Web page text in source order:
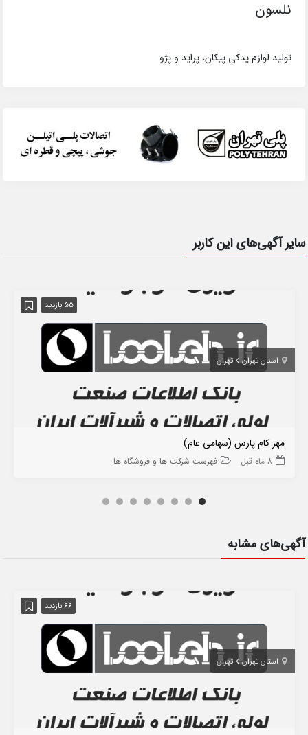
نلسون
تولید لوازم یدکی پیکان، پراید و پژو
سایر آگهی‌های این کاربر
55 بازدید
استان تهران تهران
مهر کام پارس (سهامی عام)
8 ماه قبل فهرست شرکت ها و فروشگاه ها
آگهی‌های مشابه
66 بازدید
استان تهران تهران